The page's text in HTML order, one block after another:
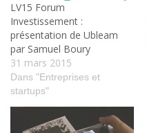
LV15 Forum
Investissement :
présentation de Ubleam
par Samuel Boury
31 mars 2015
Dans "Entreprises et
startups"